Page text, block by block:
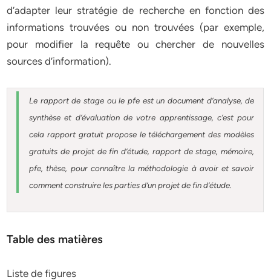
d’adapter leur stratégie de recherche en fonction des
informations trouvées ou non trouvées (par exemple,
pour modifier la requête ou chercher de nouvelles
sources d’information).
Le rapport de stage ou le pfe est un document d’analyse, de
synthèse et d’évaluation de votre apprentissage, c’est pour
cela rapport gratuit propose le téléchargement des modèles
gratuits de projet de fin d’étude, rapport de stage, mémoire,
pfe, thèse, pour connaître la méthodologie à avoir et savoir
comment construire les parties d’un projet de fin d’étude
Table des matières
Liste de figures